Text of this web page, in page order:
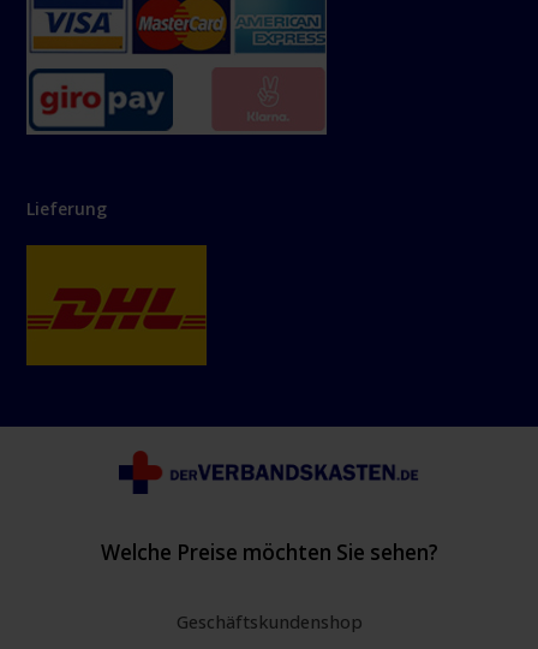
Lieferung
Welche Preise möchten Sie sehen?
Geschäftskundenshop